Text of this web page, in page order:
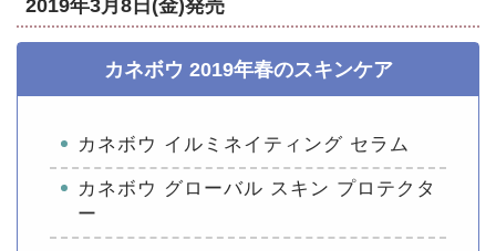
2019年3月8日(金)発売
カネボウ 2019年春のスキンケア
カネボウ イルミネイティング セラム
カネボウ グローバル スキン プロテクタ
ー